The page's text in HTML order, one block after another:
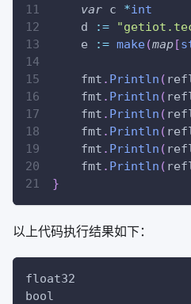
var c *int
    d
:=
    e
:= make(map[
    fmt
. Println (
    fmt
. Println (
    fmt
. Println (
    fmt
. Println (
    fmt
. Println (
    fmt
. Println (
}
以上代码执行结果如下：
float32
bool